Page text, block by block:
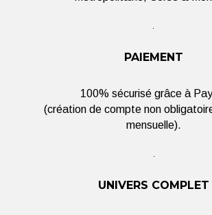
PAIEMENT
100% sécurisé grâce à
(création de compte non
mensuelle).
UNIVERS COMPLET